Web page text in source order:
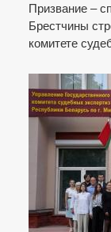
Призвание –
Брестчины
комитете